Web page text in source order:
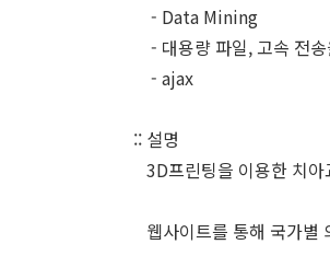
- Data Mining
- 대용량 파일, 고속 전
- ajax
:: 설명
3D프린팅을 이용한 치
웹사이트를 통해 국가별